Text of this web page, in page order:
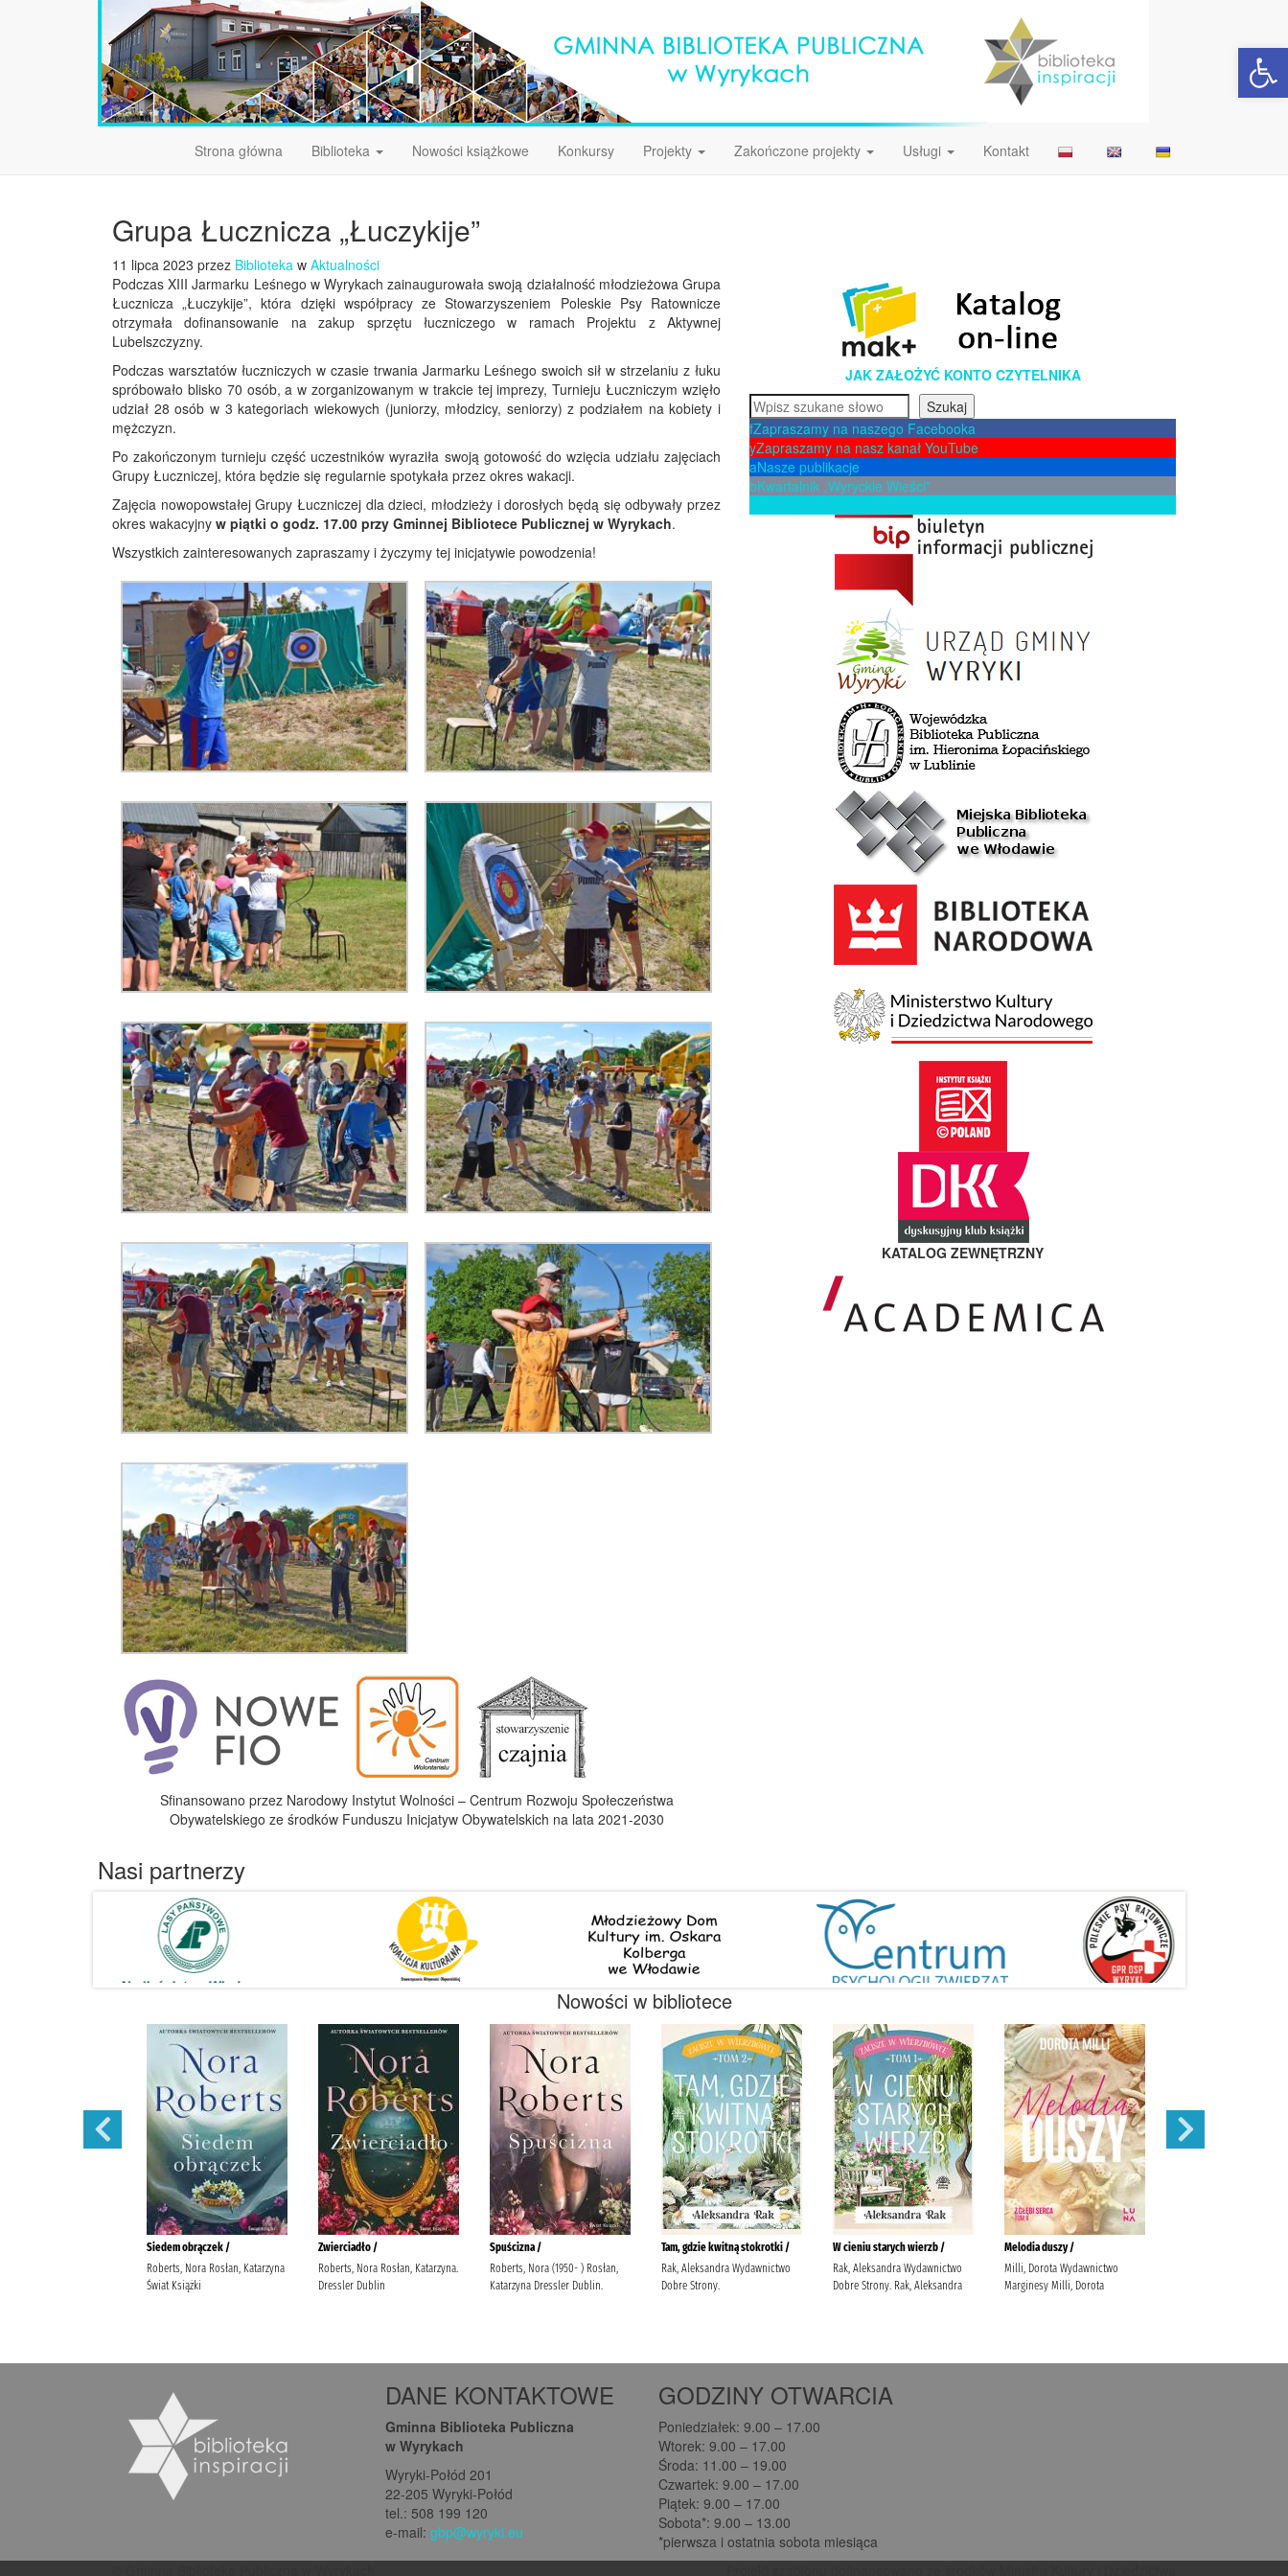
Strona główna Biblioteka Nowości książkowe Konkursy Projekty Zakończone projekty Usługi Kontakt
Grupa Łucznicza „Łuczykije”
11 lipca 2023 przez Biblioteka w Aktualności
Podczas XIII Jarmarku Leśnego w Wyrykach zainaugurowała swoją działalność młodzieżowa Grupa
Łucznicza „Łuczykije”, która dzięki współpracy ze Stowarzyszeniem Poleskie Psy Ratownicze
otrzymała dofinansowanie na zakup sprzętu łuczniczego w ramach Projektu z Aktywnej
Lubelszczyzny.
Podczas warsztatów łuczniczych w czasie trwania Jarmarku Leśnego swoich sił w strzelaniu z łuku
spróbowało blisko 70 osób, a w zorganizowanym w trakcie tej imprezy, Turnieju Łuczniczym wzięło
udział 28 osób w 3 kategoriach wiekowych (juniorzy, młodzicy, seniorzy) z podziałem na kobiety i
mężczyzn.
Po zakończonym turnieju część uczestników wyraziła swoją gotowość do wzięcia udziału zajęciach
Grupy Łuczniczej, która będzie się regularnie spotykała przez okres wakacji.
Zajęcia nowopowstałej Grupy Łuczniczej dla dzieci, młodzieży i dorosłych będą się odbywały przez
okres wakacyjny w piątki o godz. 17.00 przy Gminnej Bibliotece Publicznej w Wyrykach.
Wszystkich zainteresowanych zapraszamy i życzymy tej inicjatywie powodzenia!
Sfinansowano przez Narodowy Instytut Wolności – Centrum Rozwoju Społeczeństwa
Obywatelskiego ze środków Funduszu Inicjatyw Obywatelskich na lata 2021-2030
JAK ZAŁOŻYĆ KONTO CZYTELNIKA
Szukaj
Szukaj
fZapraszamy na naszego Facebooka
yZapraszamy na nasz kanał YouTube
aNasze publikacje
bKwartalnik „Wyryckie Wieści”
KATALOG ZEWNĘTRZNY
Nasi partnerzy
Nowości w bibliotece
DANE KONTAKTOWE
Gminna Biblioteka Publiczna
w Wyrykach
Wyryki-Połód 201
22-205 Wyryki-Połód
tel.: 508 199 120
e-mail: gbp@wyryki.eu
GODZINY OTWARCIA
Poniedziałek: 9.00 – 17.00
Wtorek: 9.00 – 17.00
Środa: 11.00 – 19.00
Czwartek: 9.00 – 17.00
Piątek: 9.00 – 17.00
Sobota*: 9.00 – 13.00
*pierwsza i ostatnia sobota miesiąca